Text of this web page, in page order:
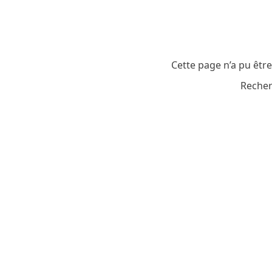
Cette page n’a pu